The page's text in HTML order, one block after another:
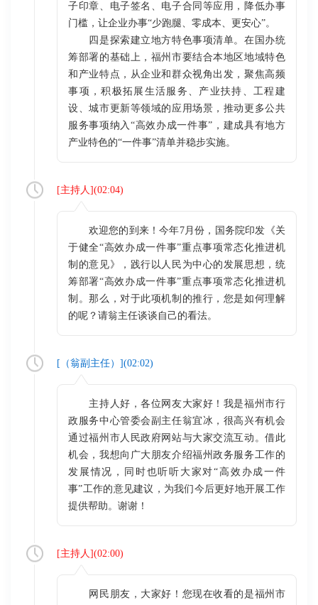
子印章、电子签名、电子合同等应用，降低办事
门槛，让企业办事“少跑腿、零成本、更安心”。
四是探索建立地方特色事项清单。在国办统
筹部署的基础上，福州市要结合本地区地域特色
和产业特点，从企业和群众视角出发，聚焦高频
事项，积极拓展生活服务、产业扶持、工程建
设、城市更新等领域的应用场景，推动更多公共
服务事项纳入“高效办成一件事”，建成具有地方
产业特色的“一件事”清单并稳步实施。
[主持人](02:04)
欢迎您的到来！今年7月份，国务院印发《关
于健全“高效办成一件事”重点事项常态化推进机
制的意见》，践行以人民为中心的发展思想，统
筹部署“高效办成一件事”重点事项常态化推进机
制。那么，对于此项机制的推行，您是如何理解
的呢？请翁主任谈谈自己的看法。
[（翁副主任）](02:02)
主持人好，各位网友大家好！我是福州市行
政服务中心管委会副主任翁宜冰，很高兴有机会
通过福州市人民政府网站与大家交流互动。借此
机会，我想向广大朋友介绍福州政务服务工作的
发展情况，同时也听听大家对“高效办成一件
事”工作的意见建议，为我们今后更好地开展工作
提供帮助。谢谢！
[主持人](02:00)
网民朋友，大家好！您现在收看的是福州市